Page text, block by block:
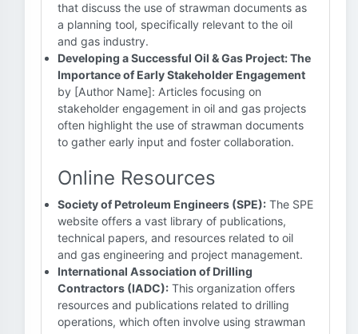
that discuss the use of strawman documents as
a planning tool, specifically relevant to the oil
and gas industry.
Developing a Successful Oil & Gas Project: The
Importance of Early Stakeholder Engagement
by [Author Name]: Articles focusing on
stakeholder engagement in oil and gas projects
often highlight the use of strawman documents
to gather early input and foster collaboration.
Online Resources
Society of Petroleum Engineers (SPE): The SPE
website offers a vast library of publications,
technical papers, and resources related to oil
and gas engineering and project management.
International Association of Drilling
Contractors (IADC): This organization offers
resources and publications related to drilling
operations, which often involve using strawman